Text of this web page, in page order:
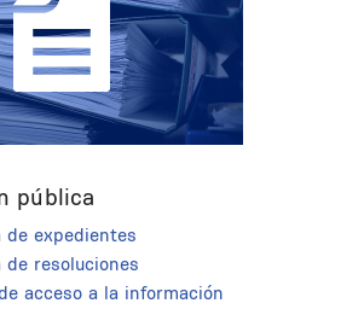
pública
de expedientes
de resoluciones
acceso a la información